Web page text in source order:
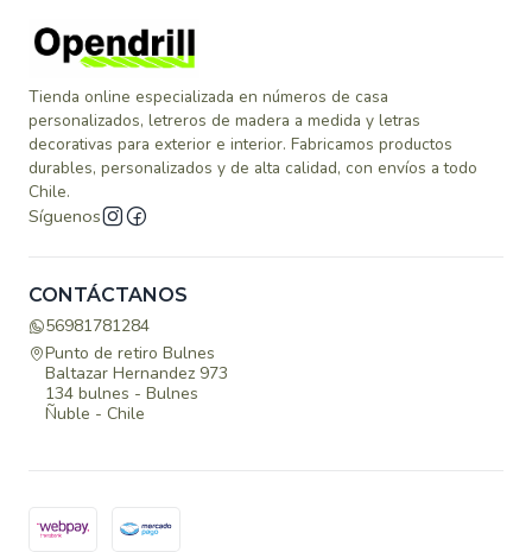
Tienda online especializada en números de casa
personalizados, letreros de madera a medida y letras
decorativas para exterior e interior. Fabricamos productos
durables, personalizados y de alta calidad, con envíos a todo
Chile.
Síguenos
CONTÁCTANOS
56981781284
Punto de retiro Bulnes
Baltazar Hernandez 973
134 bulnes - Bulnes
Ñuble - Chile